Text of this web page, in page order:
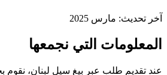
آخر تحديث: مارس 2025
المعلومات التي نجمعها
عند تقديم طلب عبر بيغ سيل لبنان،